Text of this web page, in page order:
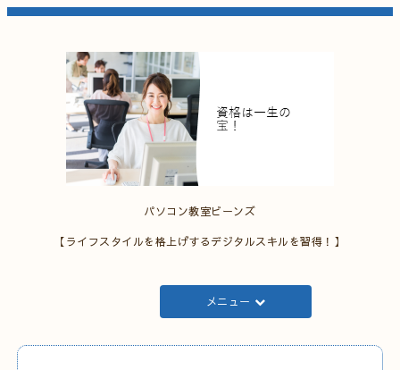
パソコン教室ビーンズ
【ライフスタイルを格上げするデジタルスキルを習得！】
メニュー